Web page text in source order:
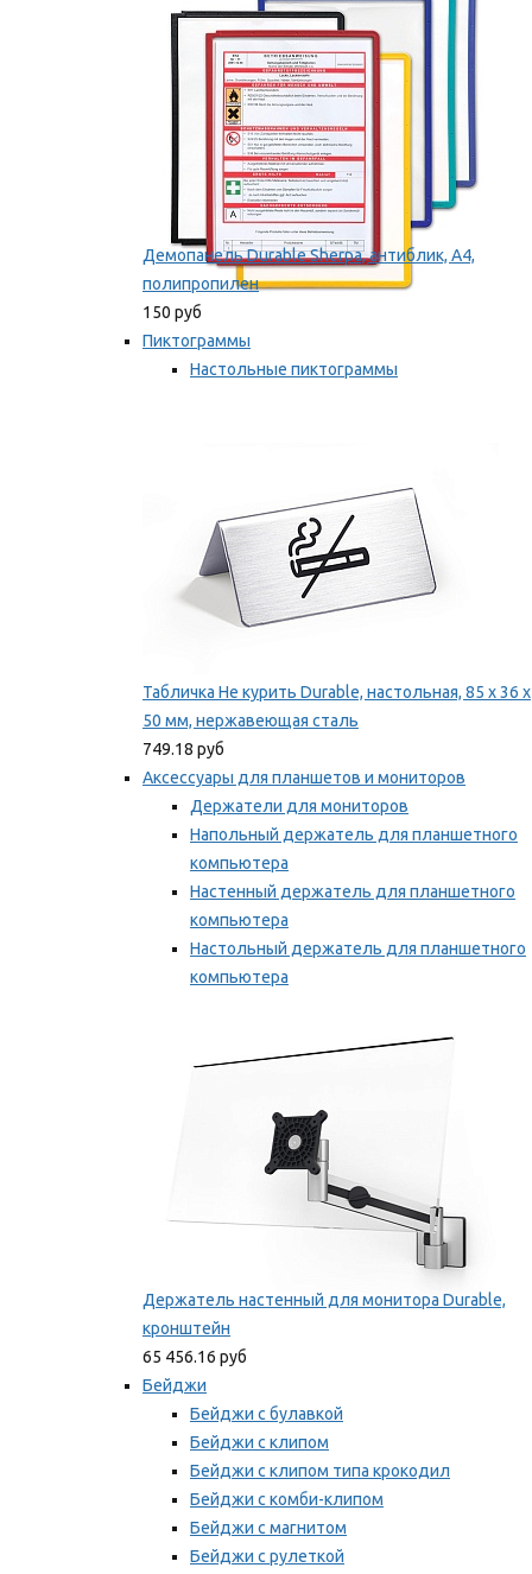
Демопанель Durable Sherpa, антиблик, А4,
полипропилен
150 руб
Пиктограммы
Настольные пиктограммы
Табличка Не курить Durable, настольная, 85 x 36 x
50 мм, нержавеющая сталь
749.18 руб
Аксессуары для планшетов и мониторов
Держатели для мониторов
Напольный держатель для планшетного
компьютера
Настенный держатель для планшетного
компьютера
Настольный держатель для планшетного
компьютера
Держатель настенный для монитора Durable,
кронштейн
65 456.16 руб
Бейджи
Бейджи с булавкой
Бейджи с клипом
Бейджи с клипом типа крокодил
Бейджи с комби-клипом
Бейджи с магнитом
Бейджи с рулеткой